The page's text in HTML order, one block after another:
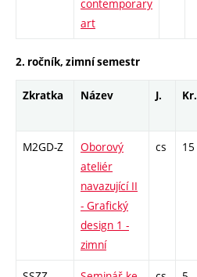
contemporary
art
2. ročník, zimní semestr
Zkratka Název J. Kr.
M2GD-Z
Oborový
ateliér
navazující II
- Grafický
design 1 -
zimní
cs 15